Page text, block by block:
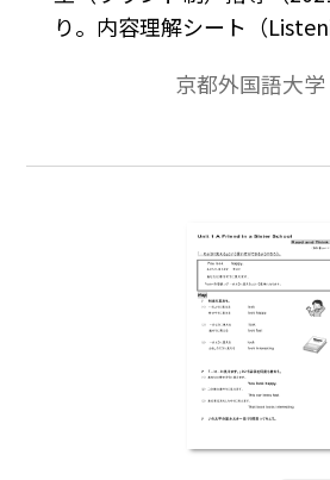
り。内容理解シート（
Writing & Speaking シート
京都外国語大